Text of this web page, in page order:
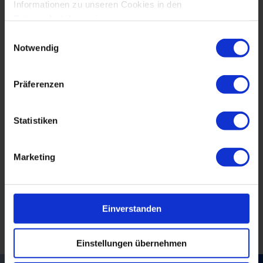
Informationen zu unseren Cookies in den
Notwendig
Präferenzen
Statistiken
Marketing
Einverstanden
Einstellungen übernehmen
Zu den Personen: